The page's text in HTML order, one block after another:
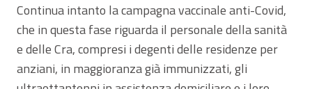
Continua intanto la campagna vaccinale anti-Covid,
che in questa fase riguarda il personale della sanità
e delle Cra, compresi i degenti delle residenze per
anziani, in maggioranza già immunizzati, gli